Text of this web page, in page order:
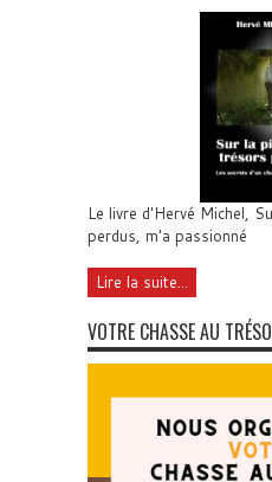
Le livre d'Hervé Michel,
perdus, m'a passionné
Lire la suite...
VOTRE CHASSE AU